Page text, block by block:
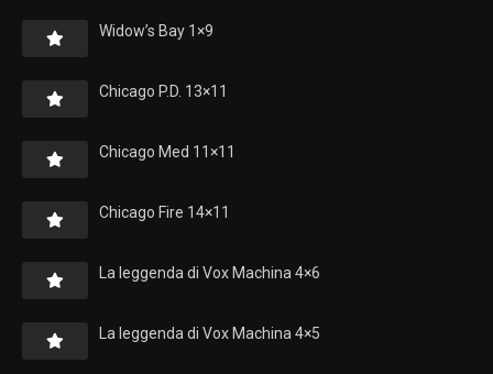
Widow’s Bay 1×9
Chicago P.D. 13×11
Chicago Med 11×11
Chicago Fire 14×11
La leggenda di Vox Machina 4×6
La leggenda di Vox Machina 4×5